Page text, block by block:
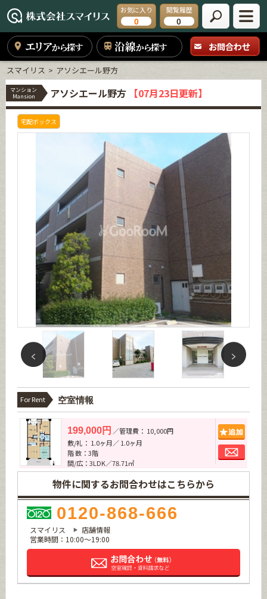
お気に入り
0
閲覧履歴
0
エリアから探す 沿線から探す お問合わせ
スマイリス アソシエール野方
マンション
Mansion
アソシエール野方 【07月23日更新】
宅配ボックス
For Rent 空室情報
199,000円 ／管理費： 10,000円
敷/礼： 1.0ヶ月／ 1.0ヶ月
階 数：3階
間/広：3LDK／78.71㎡
物件に関するお問合わせはこちらから
0120-868-666
スマイリス
店舗情報
営業時間：10:00～19:00